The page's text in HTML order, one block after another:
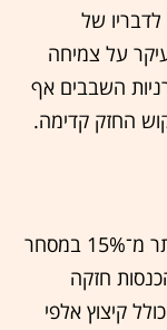
של
על צמיחה
השבבים אף
החזק קדימה.
(121.43)מזנקת ביותר מ־15% במסחר
חזקה
קיצוץ אלפי